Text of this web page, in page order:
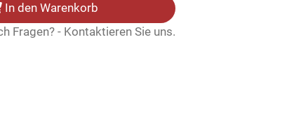
In den Warenkorb
Fragen? - Kontaktieren Sie uns.